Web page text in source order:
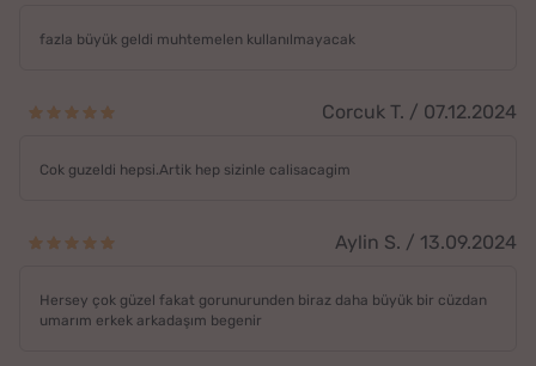
fazla büyük geldi muhtemelen kullanılmayacak
Corcuk T. / 07.12.2024
Cok guzeldi hepsi.Artik hep sizinle calisacagim
Aylin S. / 13.09.2024
Hersey çok güzel fakat gorunurunden biraz daha büyük bir cüzdan
umarım erkek arkadaşım begenir